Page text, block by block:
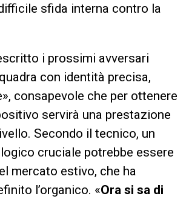
sfida interna contro la
i prossimi avversari
con identità precisa,
consapevole che per ottenere
servirà una prestazione
Secondo il tecnico, un
cruciale potrebbe essere
mercato estivo, che ha
l’organico. «Ora si sa di